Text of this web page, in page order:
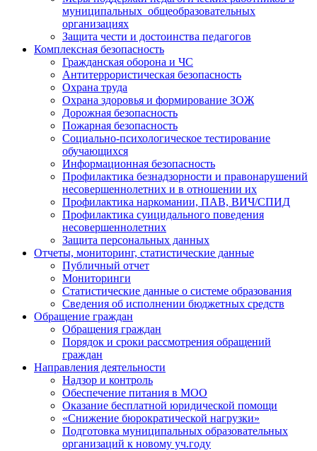
муниципальных общеобразовательных
организациях
Защита чести и достоинства педагогов
Комплексная безопасность
Гражданская оборона и ЧС
Антитеррористическая безопасность
Охрана труда
Охрана здоровья и формирование ЗОЖ
Дорожная безопасность
Пожарная безопасность
Социально-психологическое тестирование
обучающихся
Информационная безопасность
Профилактика безнадзорности и правонарушений
несовершеннолетних и в отношении их
Профилактика наркомании, ПАВ, ВИЧ/СПИД
Профилактика суицидального поведения
несовершеннолетних
Защита персональных данных
Отчеты, мониторинг, статистические данные
Публичный отчет
Мониторинги
Статистические данные о системе образования
Сведения об исполнении бюджетных средств
Обращение граждан
Обращения граждан
Порядок и сроки рассмотрения обращений
граждан
Направления деятельности
Надзор и контроль
Обеспечение питания в МОО
Оказание бесплатной юридической помощи
«Снижение бюрократической нагрузки»
Подготовка муниципальных образовательных
организаций к новому уч.году